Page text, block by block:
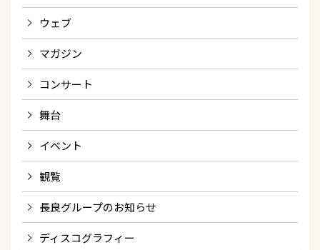
ウェブ
マガジン
コンサート
舞台
イベント
観覧
長良グループのお知らせ
ディスコグラフィー